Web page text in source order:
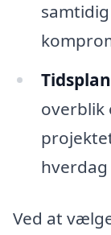
overblik
Ved at